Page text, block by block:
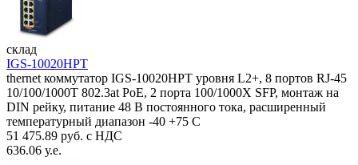
склад
IGS-10020HPT
thernet коммутатор IGS-10020HPT уровня L2+, 8 портов RJ-45
10/100/1000T 802.3at PoE, 2 порта 100/1000X SFP, монтаж на
DIN рейку, питание 48 В постоянного тока, расширенный
температурный диапазон -40 +75 С
51 475.89 руб. с НДС
636.06 у.е.